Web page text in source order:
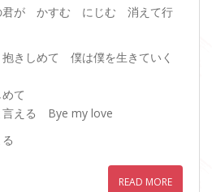
君が かすむ にじむ 消えて行
きしめて 僕は僕を生きていく
て
言える Bye my love
READ MORE